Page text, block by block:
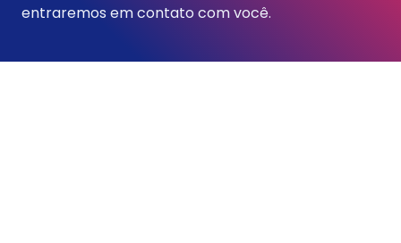
entraremos em contato com você.